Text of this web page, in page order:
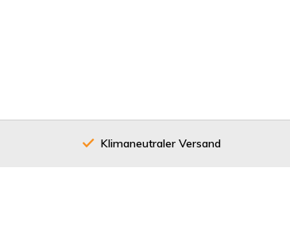
Klimaneutraler Versand